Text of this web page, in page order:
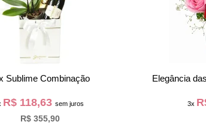
Rosa Encantada Vermelha
R$ 93,30 sem juros
R$ 279,90
Buquê
3x